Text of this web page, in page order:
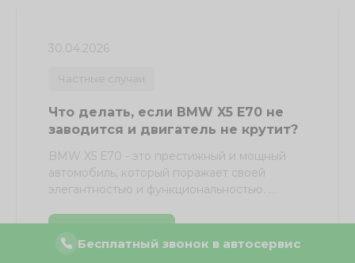
30.04.2026
Частные случаи
Что делать, если BMW X5 E70 не
заводится и двигатель не крутит?
BMW X5 Е70 - это престижный и мощный
автомобиль, который поражает своей
элегантностью и функциональностью. ...
Подробнее
Бесплатный звонок в автосервис